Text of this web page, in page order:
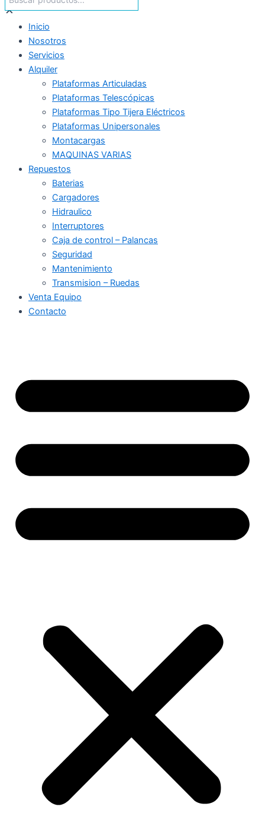
×
Inicio
Nosotros
Servicios
Alquiler
Plataformas Articuladas
Plataformas Telescópicas
Plataformas Tipo Tijera Eléctricos
Plataformas Unipersonales
Montacargas
MAQUINAS VARIAS
Repuestos
Baterias
Cargadores
Hidraulico
Interruptores
Caja de control – Palancas
Seguridad
Mantenimiento
Transmision – Ruedas
Venta Equipo
Contacto